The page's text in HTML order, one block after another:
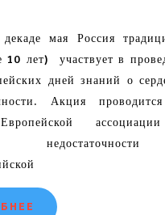
дни
знаний
о
мая Россия
10 лет) участвует в
дней знаний о
Акция
ПОДРОБНЕЕ